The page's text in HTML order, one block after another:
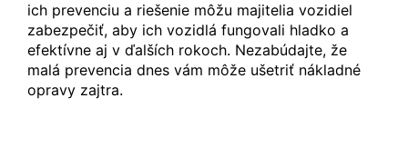
ich prevenciu a riešenie môžu majitelia vozidiel
zabezpečiť, aby ich vozidlá fungovali hladko a
efektívne aj v ďalších rokoch. Nezabúdajte, že
malá prevencia dnes vám môže ušetriť nákladné
opravy zajtra.